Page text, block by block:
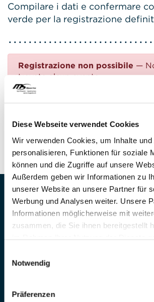
Diese Webseite verwendet Cookies
Wir verwenden Cookies, um Inhalte und
personalisieren, Funktionen für soziale
können und die Zugriffe auf unsere
Außerdem geben wir Informationen zu
unserer Website an unsere Partner für
Werbung und Analysen weiter. Unsere
Informationen möglicherweise mit
zusammen, die Sie ihnen bereitgestellt
Notwendig
Präferenzen
Compilare i dati e confermare
verde per la registrazione
Registrazione non possibile —
trovato alcun evento.
DOMANDE?
E-Mail: info@mssports.ch
MS Sports AG • Sonnenrain 3b •
Rickenbach
Telefon: +41 41 260 33 67 • E-